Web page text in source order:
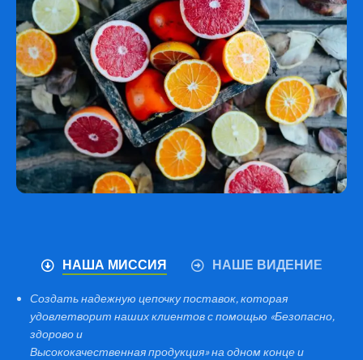
НАША МИССИЯ НАШЕ ВИДЕНИЕ
Создать надежную цепочку поставок, которая
удовлетворит наших клиентов с помощью «Безопасно,
здорово и
Высококачественная продукция» на одном конце и